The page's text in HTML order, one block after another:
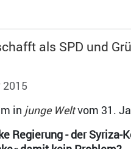
als SPD und
in junge Weltvom 31.
Regierung - der